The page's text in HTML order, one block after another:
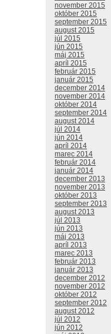
november 2015
október 2015
september 2015
august 2015
júl 2015
jún 2015
máj 2015
apríl 2015
február 2015
január 2015
december 2014
november 2014
október 2014
september 2014
august 2014
júl 2014
jún 2014
apríl 2014
marec 2014
február 2014
január 2014
december 2013
november 2013
október 2013
september 2013
august 2013
júl 2013
jún 2013
máj 2013
apríl 2013
marec 2013
február 2013
január 2013
december 2012
november 2012
október 2012
september 2012
august 2012
júl 2012
jún 2012